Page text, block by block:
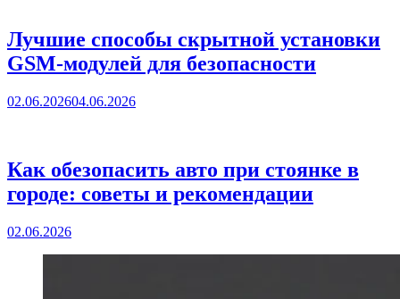
Лучшие способы скрытной установки
GSM-модулей для безопасности
02.06.202604.06.2026
Как обезопасить авто при стоянке в
городе: советы и рекомендации
02.06.2026